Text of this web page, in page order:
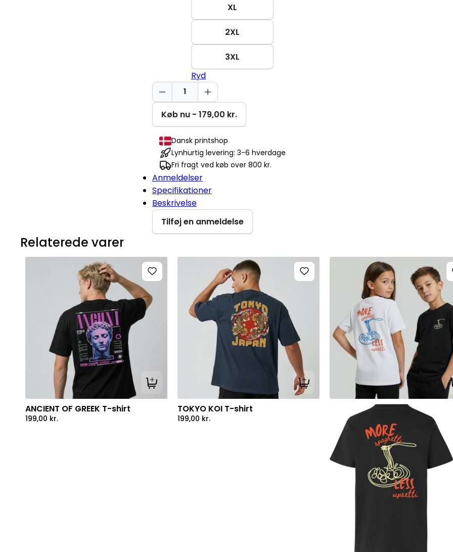
XL
2XL
3XL
Ryd
But
its
holiday
season
Creator
2.0
antal
Køb nu - 179,00 kr.
Dansk printshop
Lynhurtig levering: 3-6 hverdage
Fri fragt ved køb over 800 kr.
Anmeldelser
Specifikationer
Beskrivelse
Tilføj en anmeldelse
Relaterede varer
Tilføj til kurv
ANCIENT OF GREEK T-shirt
199,00 kr.
Tilføj til kurv
TOKYO KOI T-shirt
199,00 kr.